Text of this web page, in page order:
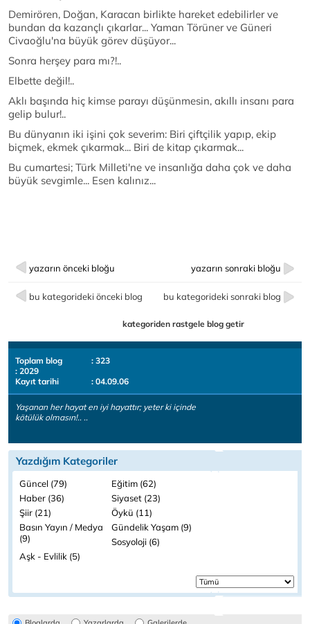
Demirören, Doğan, Karacan birlikte hareket edebilirler ve
bundan da kazançlı çıkarlar... Yaman Törüner ve Güneri
Civaoğlu'na büyük görev düşüyor...
Sonra herşey para mı?!..
Elbette değil!..
Aklı başında hiç kimse parayı düşünmesin, akıllı insanı para
gelip bulur!..
Bu dünyanın iki işini çok severim: Biri çiftçilik yapıp, ekip
biçmek, ekmek çıkarmak... Biri de kitap çıkarmak...
Bu cumartesi; Türk Milleti'ne ve insanlığa daha çok ve daha
büyük sevgimle... Esen kalınız...
yazarın önceki bloğu yazarın sonraki bloğu
bu kategorideki önceki blog bu kategorideki sonraki blog
kategoriden rastgele blog getir
Toplam blog
: 323
: 2029
Kayıt tarihi
: 04.09.06
Yaşanan her hayat en iyi hayattır; yeter ki içinde
kötülük olmasın!.. ..
Yazdığım Kategoriler
Güncel (79)
Eğitim (62)
Haber (36)
Siyaset (23)
Şiir (21)
Öykü (11)
Basın Yayın / Medya
(9)
Gündelik Yaşam (9)
Sosyoloji (6)
Aşk - Evlilik (5)